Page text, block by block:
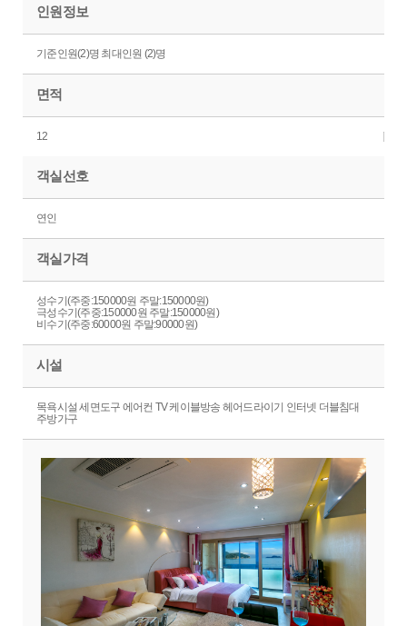
인원정보
기준인원(2)명 최대인원 (2)명
면적
12
객실선호
연인
객실가격
성수기(주중:150000원 주말:150000원)
극성수기(주중:150000원 주말:150000원)
비수기(주중:60000원 주말:90000원)
시설
목욕시설 세면도구 에어컨 TV 케이블방송 헤어드라이기 인터넷 더블침대
주방가구